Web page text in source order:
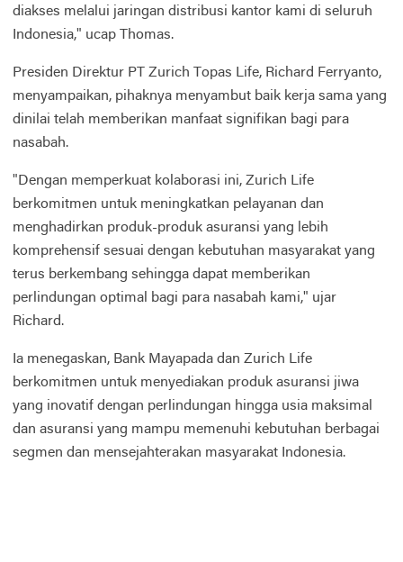
diakses melalui jaringan distribusi kantor kami di seluruh
Indonesia," ucap Thomas.
Presiden Direktur PT Zurich Topas Life, Richard Ferryanto,
menyampaikan, pihaknya menyambut baik kerja sama yang
dinilai telah memberikan manfaat signifikan bagi para
nasabah.
"Dengan memperkuat kolaborasi ini, Zurich Life
berkomitmen untuk meningkatkan pelayanan dan
menghadirkan produk-produk asuransi yang lebih
komprehensif sesuai dengan kebutuhan masyarakat yang
terus berkembang sehingga dapat memberikan
perlindungan optimal bagi para nasabah kami," ujar
Richard.
Ia menegaskan, Bank Mayapada dan Zurich Life
berkomitmen untuk menyediakan produk asuransi jiwa
yang inovatif dengan perlindungan hingga usia maksimal
dan asuransi yang mampu memenuhi kebutuhan berbagai
segmen dan mensejahterakan masyarakat Indonesia.